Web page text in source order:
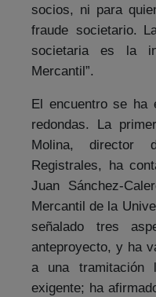
socios, ni para
fraude societario.
societaria es la
Mercantil”.
El encuentro se ha
redondas. La
Molina, director
Registrales, ha
Juan Sánchez-
Mercantil de la
señalado tres
anteproyecto, y ha
a una tramitación
exigente; ha